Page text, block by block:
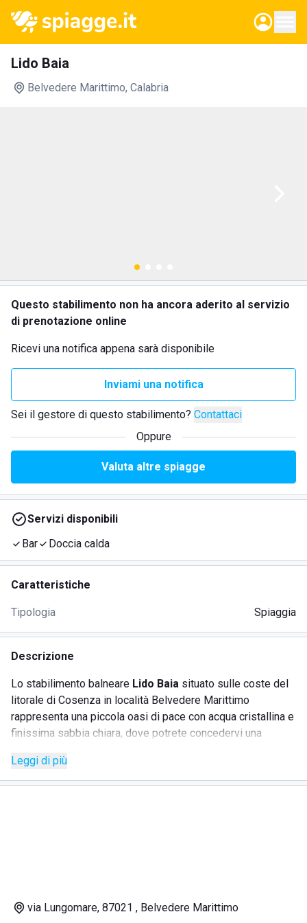
Lido Baia
Belvedere Marittimo, Calabria
Questo stabilimento non ha ancora aderito al servizio
di prenotazione online
Ricevi una notifica appena sarà disponibile
Inviami una notifica
Sei il gestore di questo stabilimento? Contattaci
Oppure
Valuta altre spiagge
Servizi disponibili
Bar
Doccia calda
Caratteristiche
Tipologia Spiaggia
Descrizione
Lo stabilimento balneare Lido Baia situato sulle coste del
litorale di Cosenza in località Belvedere Marittimo
rappresenta una piccola oasi di pace con acqua cristallina e
finissima sabbia chiara, dove potrete concedervi una
assieme a famiglia e amici.
Lo staff preparato e gentile saprà accogliervi con grande
primo soccorso sempre presente in spiaggia durante la
Leggi di più
via Lungomare, 87021 , Belvedere Marittimo